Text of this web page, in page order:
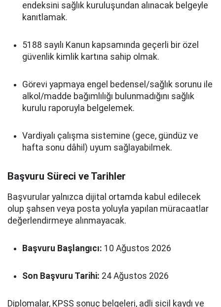
endeksini sağlık kuruluşundan alınacak belgeyle
kanıtlamak.
5188 sayılı Kanun kapsamında geçerli bir özel
güvenlik kimlik kartına sahip olmak.
Görevi yapmaya engel bedensel/sağlık sorunu ile
alkol/madde bağımlılığı bulunmadığını sağlık
kurulu raporuyla belgelemek.
Vardiyalı çalışma sistemine (gece, gündüz ve
hafta sonu dâhil) uyum sağlayabilmek.
Başvuru Süreci ve Tarihler
Başvurular yalnızca dijital ortamda kabul edilecek
olup şahsen veya posta yoluyla yapılan müracaatlar
değerlendirmeye alınmayacak.
Başvuru Başlangıcı: 10 Ağustos 2026
Son Başvuru Tarihi: 24 Ağustos 2026
Diplomalar, KPSS sonuç belgeleri, adli sicil kaydı ve